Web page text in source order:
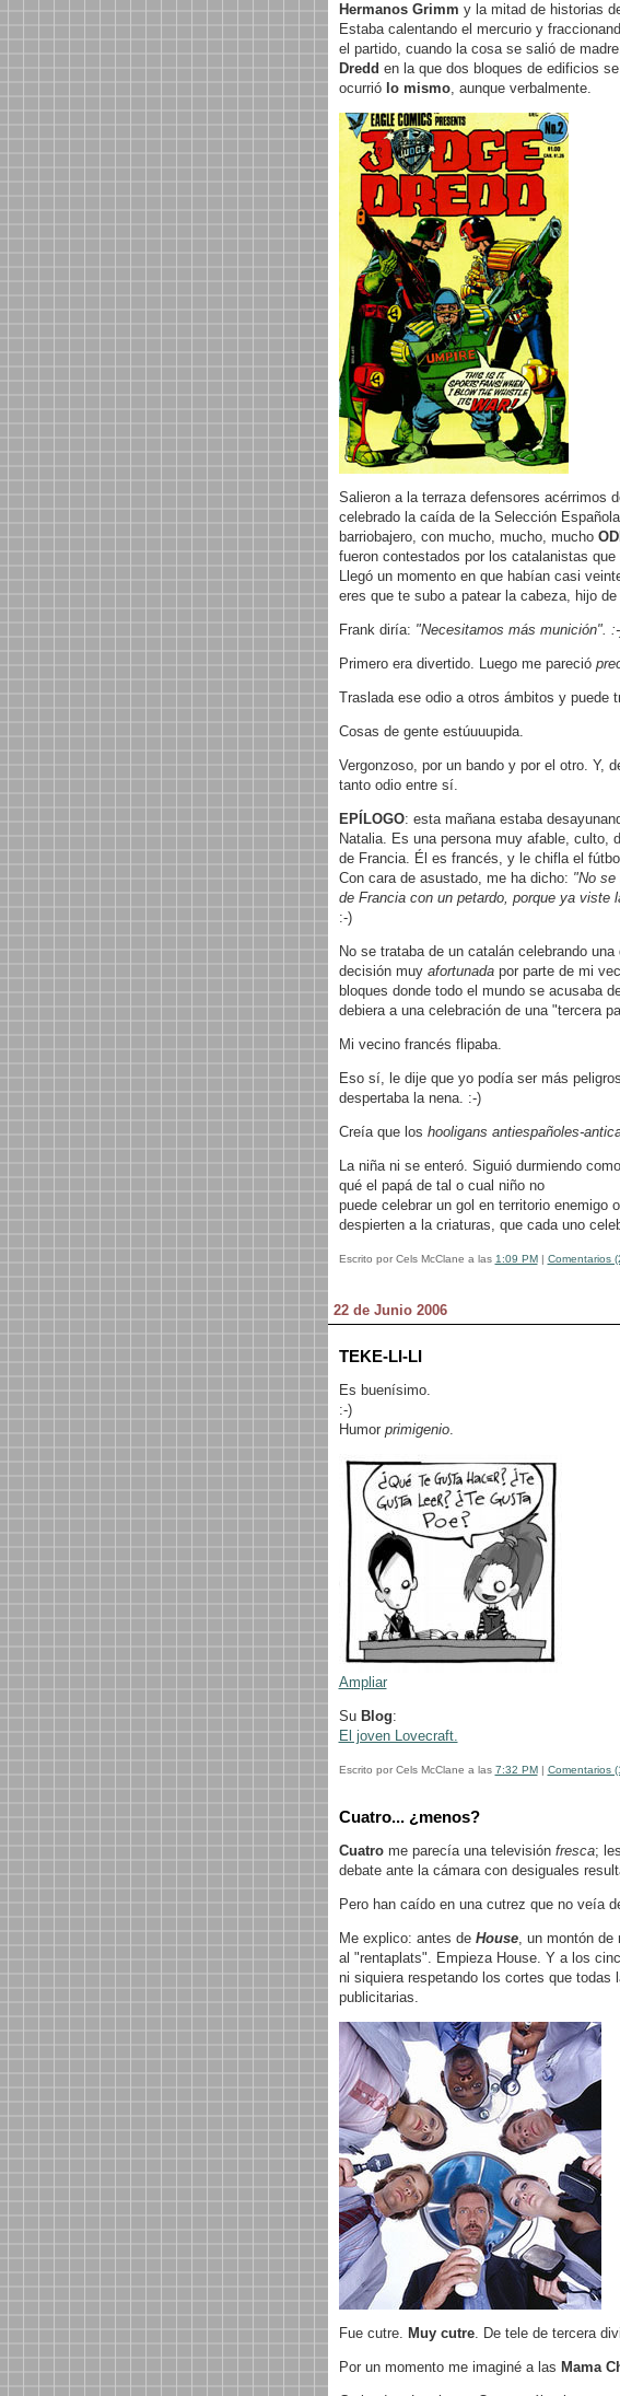
Hermanos Grimm y la mitad de historias
Estaba calentando el mercurio y
el partido, cuando la cosa se salió de
Dredd en la que dos bloques de edificios
ocurrió lo mismo, aunque verbalmente.
Salieron a la terraza defensores acérrimos
celebrado la caída de la Selección
barriobajero, con mucho, mucho, mucho
fueron contestados por los catalanistas
Llegó un momento en que habían casi
eres que te subo a patear la cabeza, hijo
Frank diría: "Necesitamos más munición".
Primero era divertido. Luego me pareció
Traslada ese odio a otros ámbitos y puede
Cosas de gente estúuuupida.
Vergonzoso, por un bando y por el otro. Y,
tanto odio entre sí.
EPÍLOGO: esta mañana estaba
Natalia. Es una persona muy afable, culto,
de Francia. Él es francés, y le chifla el
Con cara de asustado, me ha dicho: "No se
de Francia con un petardo, porque ya viste
:-)
No se trataba de un catalán celebrando una
decisión muy afortunada por parte de mi
bloques donde todo el mundo se acusaba
debiera a una celebración de una "tercera
Mi vecino francés flipaba.
Eso sí, le dije que yo podía ser más
despertaba la nena. :-)
Creía que los hooligans antiespañoles-
La niña ni se enteró. Siguió durmiendo
qué el papá de tal o cual niño no
puede celebrar un gol en territorio enemigo
despierten a la criaturas, que cada uno
Escrito por Cels McClane a las 1:09 PM| Comentarios
22 de Junio 2006
TEKE-LI-LI
Es buenísimo.
:-)
Humor primigenio.
Ampliar
Su Blog:
El joven Lovecraft.
Escrito por Cels McClane a las 7:32 PM| Comentarios
Cuatro... ¿menos?
Cuatro me parecía una televisión fresca;
debate ante la cámara con desiguales
Pero han caído en una cutrez que no veía
Me explico: antes de House, un montón de
al "rentaplats". Empieza House. Y a los
ni siquiera respetando los cortes que
publicitarias.
Fue cutre. Muy cutre. De tele de tercera
Por un momento me imaginé a las Mama